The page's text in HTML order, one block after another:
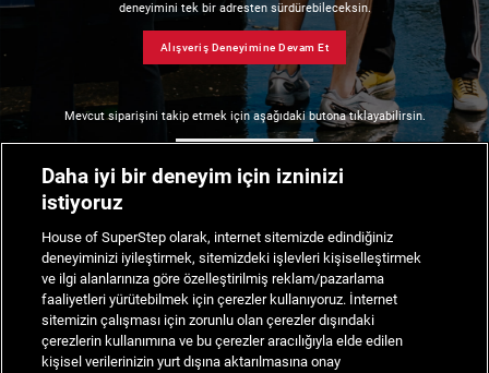
deneyimini tek bir adresten sürdürebileceksin.
Alışveriş Deneyimine Devam Et
Mevcut siparişini takip etmek için aşağıdaki butona tıklayabilirsin.
Daha iyi bir deneyim için izninizi
istiyoruz
House of SuperStep olarak, internet sitemizde edindiğiniz
deneyiminizi iyileştirmek, sitemizdeki işlevleri kişiselleştirmek
ve ilgi alanlarınıza göre özelleştirilmiş reklam/pazarlama
faaliyetleri yürütebilmek için çerezler kullanıyoruz. İnternet
sitemizin çalışması için zorunlu olan çerezler dışındaki
çerezlerin kullanımına ve bu çerezler aracılığıyla elde edilen
kişisel verilerinizin yurt dışına aktarılmasına onay